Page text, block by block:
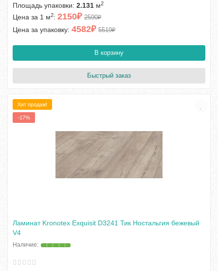
Площадь упаковки: 2.131 м2
Цена за 1 м2: 2150₽ 2590₽
Цена за упаковку: 4582₽ 5519₽
В корзину
Быстрый заказ
Хит продаж!
-17%
Ламинат Kronotex Exquisit D3241 Тик Ностальгия бежевый
V4